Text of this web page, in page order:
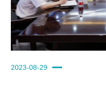
2023-08-29